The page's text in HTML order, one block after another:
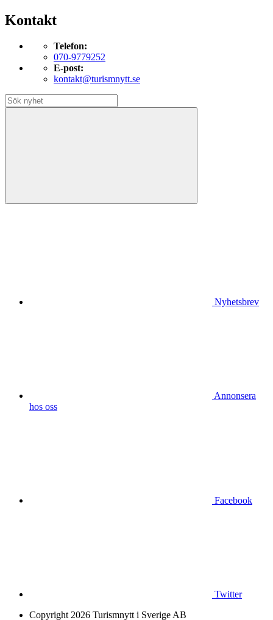
Kontakt
Telefon:
070-9779252
E-post:
kontakt@turismnytt.se
Nyhetsbrev
Annonsera
hos oss
Facebook
Twitter
Copyright 2026 Turismnytt i Sverige AB